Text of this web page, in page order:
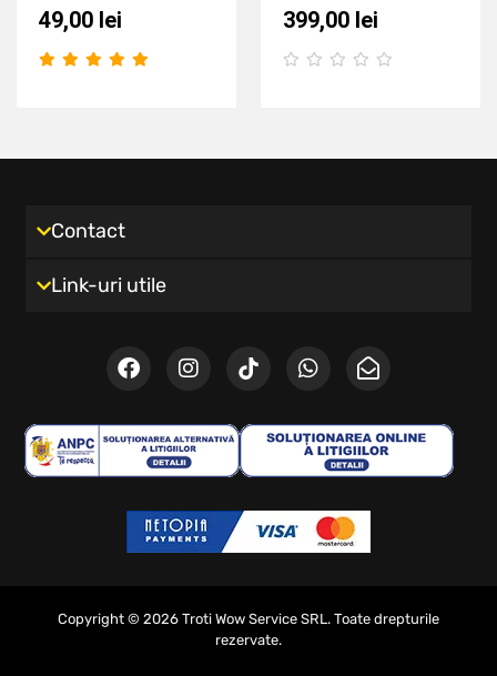
49,00 lei 399,00 lei
Contact
Link-uri utile
Copyright © 2026 Troti Wow Service SRL. Toate drepturile
rezervate.